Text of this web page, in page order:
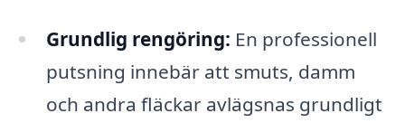
Grundlig rengöring: En professionell
putsning innebär att smuts, damm
och andra fläckar avlägsnas grundligt